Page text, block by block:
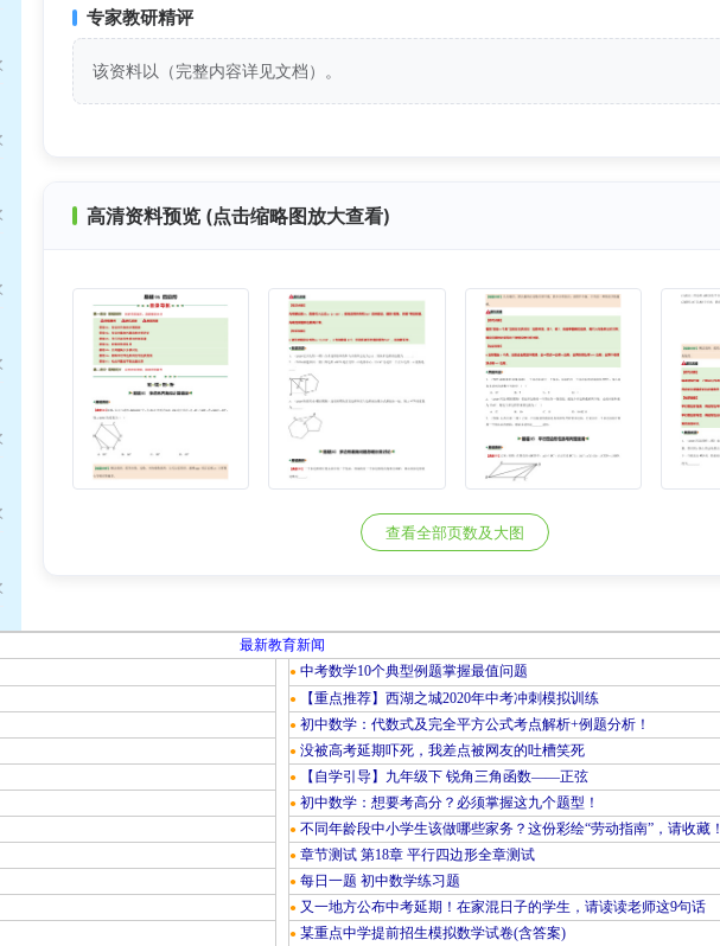
专家教研精评
该资料以（完整内容详见文档）。
高清资料预览 (点击缩略图放大查看)
查看全部页数及大图
最新教育新闻
● 中考数学10个典型例题掌握最值问题
● 【重点推荐】西湖之城2020年中考冲刺模拟训练
● 初中数学：代数式及完全平方公式考点解析+例题分析！
● 没被高考延期吓死，我差点被网友的吐槽笑死
● 【自学引导】九年级下 锐角三角函数——正弦
● 初中数学：想要考高分？必须掌握这九个题型！
● 不同年龄段中小学生该做哪些家务？这份彩绘“劳动指南”，请收藏！
● 章节测试 第18章 平行四边形全章测试
● 每日一题 初中数学练习题
● 又一地方公布中考延期！在家混日子的学生，请读读老师这9句话
● 某重点中学提前招生模拟数学试卷(含答案)